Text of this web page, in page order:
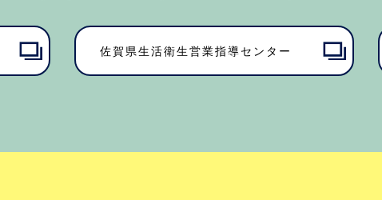
佐賀県⽣活衛⽣営業指導センター